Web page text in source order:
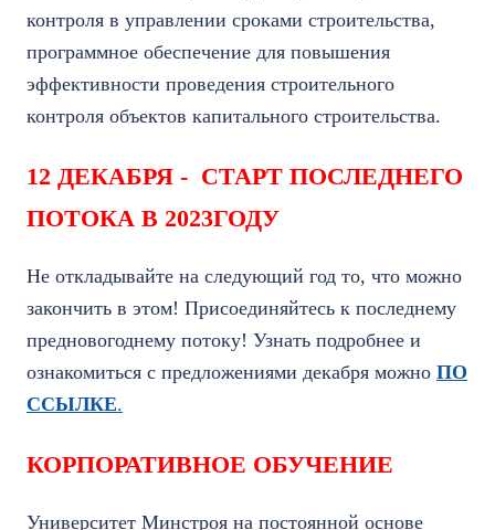
контроля в управлении сроками строительства,
программное обеспечение для повышения
эффективности проведения строительного
контроля объектов капитального строительства.
12 ДЕКАБРЯ - СТАРТ ПОСЛЕДНЕГО
ПОТОКА В 2023ГОДУ
Не откладывайте на следующий год то, что можно
закончить в этом! Присоединяйтесь к последнему
предновогоднему потоку! Узнать подробнее и
ознакомиться с предложениями декабря можно ПО
ССЫЛКЕ.
КОРПОРАТИВНОЕ ОБУЧЕНИЕ
Университет Минстроя на постоянной основе